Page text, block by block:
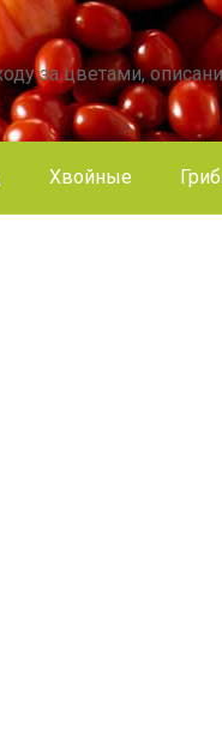
за цветами,
Хвойные